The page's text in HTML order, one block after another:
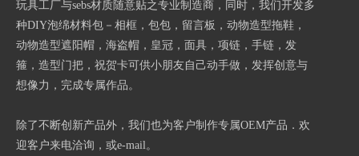
玩具工厂与sebs材质随意贴之专业制造商，同时，我们开发多
种DIY泡绵材料包－相框，包包，留言板，动物造型拖鞋，
动物造型遮阳帽，海盗帽，皇冠，面具，项链，手链，发
箍，造型门把，祝贺卡可供小朋友自己动手做，发挥创意与
想像力，完成专属作品。
除了不断创新产品外，我们也为客户制作专属OEM产品．欢
迎客户来电洽询，或e-mail。